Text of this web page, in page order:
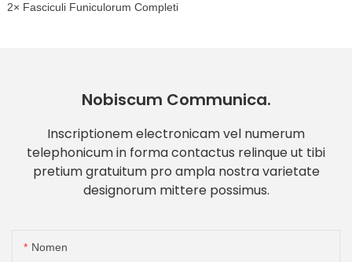
2× Fasciculi Funiculorum Completi
Nobiscum Communica.
Inscriptionem electronicam vel numerum
telephonicum in forma contactus relinque ut tibi
pretium gratuitum pro ampla nostra varietate
designorum mittere possimus.
Nomen